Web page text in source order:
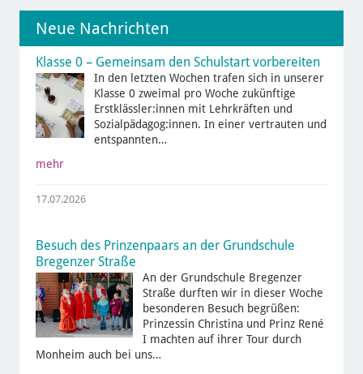
Neue Nachrichten
Klasse 0 – Gemeinsam den Schulstart vorbereiten
In den letzten Wochen trafen sich in unserer
Klasse 0 zweimal pro Woche zukünftige
Erstklässler:innen mit Lehrkräften und
Sozialpädagog:innen. In einer vertrauten und
entspannten…
mehr
17.07.2026
Besuch des Prinzenpaars an der Grundschule
Bregenzer Straße
An der Grundschule Bregenzer
Straße durften wir in dieser Woche
besonderen Besuch begrüßen:
Prinzessin Christina und Prinz René
I machten auf ihrer Tour durch
Monheim auch bei uns…